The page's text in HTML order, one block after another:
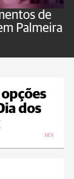
de
Palmeira
dos
MIX